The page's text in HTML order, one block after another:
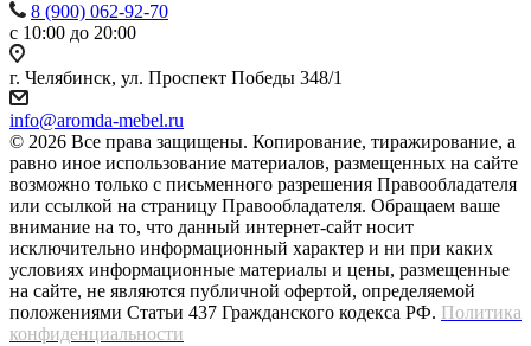
8 (900) 062-92-70
с 10:00 до 20:00
г. Челябинск, ул. Проспект Победы 348/1
info@aromda-mebel.ru
© 2026 Все права защищены. Копирование, тиражирование, а
равно иное использование материалов, размещенных на сайте
возможно только с письменного разрешения Правообладателя
или ссылкой на страницу Правообладателя. Обращаем ваше
внимание на то, что данный интернет-сайт носит
исключительно информационный характер и ни при каких
условиях информационные материалы и цены, размещенные
на сайте, не являются публичной офертой, определяемой
положениями Статьи 437 Гражданского кодекса РФ. Политика
конфиденциальности